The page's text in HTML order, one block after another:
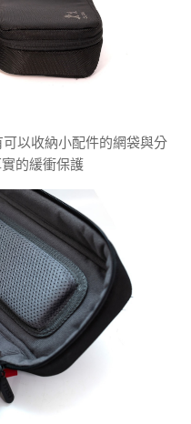
以收納小配件的網袋與分
的緩衝保護